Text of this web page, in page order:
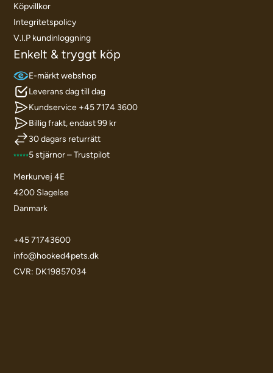
Köpvillkor
Integritetspolicy
V.I.P kundinloggning
Enkelt & tryggt köp
E-märkt webshop
Leverans dag till dag
Kundservice +45 7174 3600
Billig frakt, endast 99 kr
30 dagars returrätt
5 stjärnor – Trustpilot
Merkurvej 4E
4200 Slagelse
Danmark
+45 71743600
info@hooked4pets.dk
CVR: DK19857034